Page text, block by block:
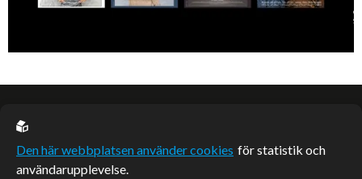
EU casino
Den här webbplatsen använder cookies för statistik och
användarupplevelse.